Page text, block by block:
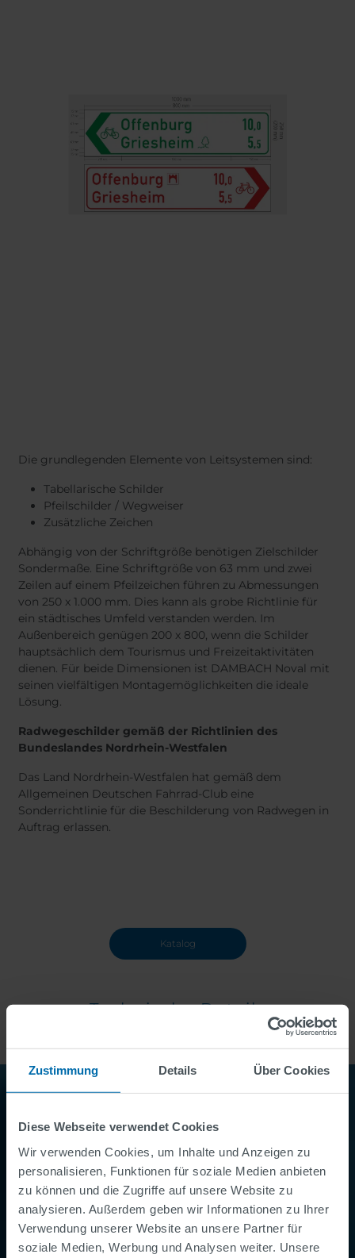
Zustimmung Details Über Cookies
Diese Webseite verwendet Cookies
Wir verwenden Cookies, um Inhalte und Anzeigen zu
personalisieren, Funktionen für soziale Medien anbieten
zu können und die Zugriffe auf unsere Website zu
analysieren. Außerdem geben wir Informationen zu Ihrer
Verwendung unserer Website an unsere Partner für
soziale Medien, Werbung und Analysen weiter. Unsere
Jamaica
Latvia
Moldavia
Netherlands
Norway
Romania
Slovenia
Spain
Switzerland
Turkey
Die grundlegenden Elemente von Leitsystemen sind:
Tabellarische Schilder
Pfeilschilder / Wegweiser
Zusätzliche Zeichen
Abhängig von der Schriftgröße benötigen Zielschilder
Sondermaße. Eine Schriftgröße von 63 mm und zwei
Zeilen auf einem Pfeilzeichen führen zu Abmessungen
von 250 x 1.000 mm. Dies kann als grobe Richtlinie für
ein städtisches Umfeld verstanden werden. Im
Außenbereich genügen 200 x 800, wenn die Schilder
hauptsächlich dem Tourismus und Freizeitaktivitäten
dienen. Für beide Dimensionen ist DAMBACH Noval mit
seinen vielfältigen Montagemöglichkeiten die ideale
Lösung.
Radwegeschilder gemäß der Richtlinien des
Bundeslandes Nordrhein-Westfalen
Das Land Nordrhein-Westfalen hat gemäß dem
Allgemeinen Deutschen Fahrrad-Club eine
Sonderrichtlinie für die Beschilderung von Radwegen in
Auftrag erlassen.
Katalog
Technische Details
Sie wollen Näheres dazu wissen?
Kontakt